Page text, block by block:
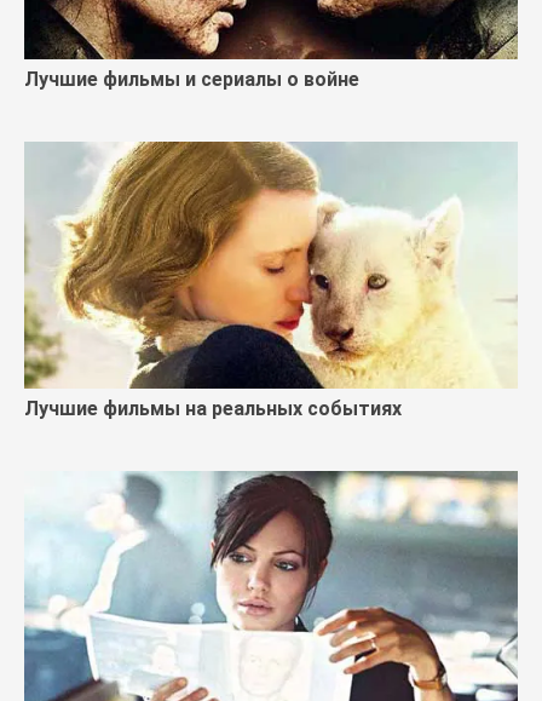
Лучшие фильмы и сериалы о войне
Лучшие фильмы на реальных событиях